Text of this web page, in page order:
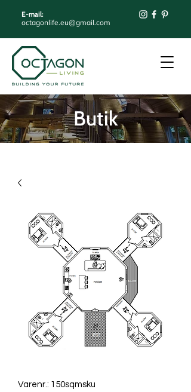
E-mail:
octagonlife.eu@gmail.com
Butik
Varenr.: 150sqmsku